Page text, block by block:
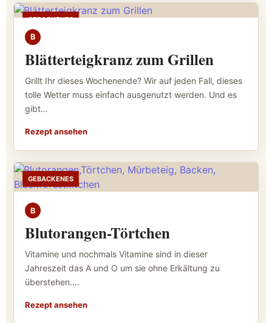
GEBACKENES
B
Blätterteigkranz zum Grillen
Grillt Ihr dieses Wochenende? Wir auf jeden Fall, dieses
tolle Wetter muss einfach ausgenutzt werden. Und es
gibt…
Rezept ansehen
GEBACKENES
B
Blutorangen-Törtchen
Vitamine und nochmals Vitamine sind in dieser
Jahreszeit das A und O um sie ohne Erkältung zu
überstehen.…
Rezept ansehen